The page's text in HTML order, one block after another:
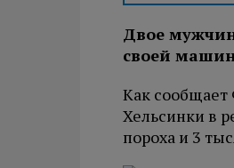
Двое
своей
Как
Хельсинки в
пороха и 3